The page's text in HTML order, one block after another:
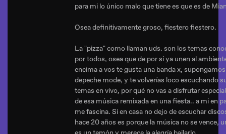
para mi lo único malo que tiene es que es de
Osea definitivamente groso, fiestero fiestero.
La "pizza" como llaman uds. son los temas
por todos, osea que de por si ya unen al
encima a vos te gusta una banda x, supongamos
depeche mode, y te volverías loco escuchando
temas en vivo, por qué no vas a disfrutar
de esa música remixada en una fiesta.. a mi en
me fascina. Si en casa no dejo de escuchar
hace 20 años es porque la música no se vence,